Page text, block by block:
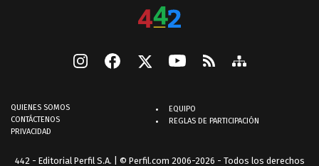
QUIENES SOMOS
CONTÁCTENOS
PRIVACIDAD
EQUIPO
REGLAS DE PARTICIPACIÓN
442 - Editorial Perfil S.A. | © Perfil.com 2006-2026 - Todos los derechos